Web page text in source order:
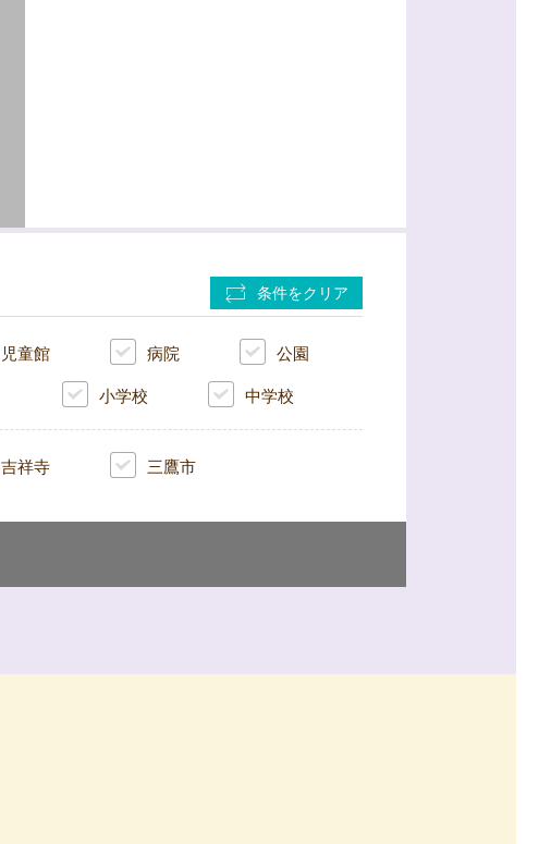
条件をクリア
児童館 病院 公園
小学校 中学校
吉祥寺 三鷹市